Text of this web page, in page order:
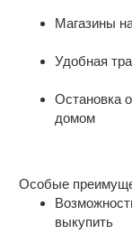
Магазины
Удобная
Остановка
домом
Особые
выкупить